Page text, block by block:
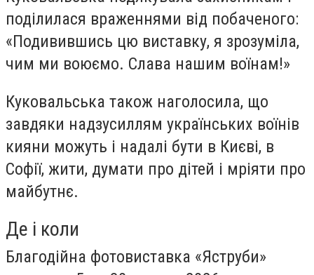
поділилася враженнями від побаченого:
«Подивившись цю виставку, я зрозуміла,
чим ми воюємо. Слава нашим воїнам!»
Куковальська також наголосила, що
завдяки надзусиллям українських воїнів
кияни можуть і надалі бути в Києві, в
Софії, жити, думати про дітей і мріяти про
майбутнє.
Де і коли
Благодійна фотовиставка «Яструби»